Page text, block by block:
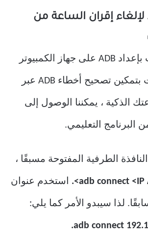
استخدام ADB لإلغاء إقران الساعة من
الآن بعد أن قمت بإعداد ADB على جهاز الكمبيوتر
الخاص بك وقمت بتمكين تصحيح أخطاء ADB عبر
الذكية ، يمكننا الوصول إلى
البرنامج التعليمي.
الطرفية المفتوحة مسبقًا ،
استخدم عنوان